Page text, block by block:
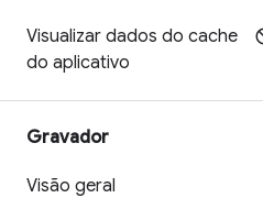
Visualizar dados do cache
do aplicativo
Gravador
Visão geral